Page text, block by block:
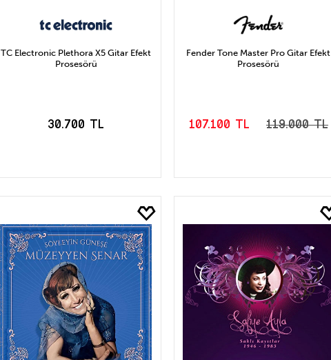
TC Electronic Plethora X5 Gitar Efekt
Prosesörü
30.700 TL
SEPETE EKLE
Fender Tone Master Pro Gitar Efekt
Prosesörü
107.100 TL 119.000 TL
SEPETE EKLE